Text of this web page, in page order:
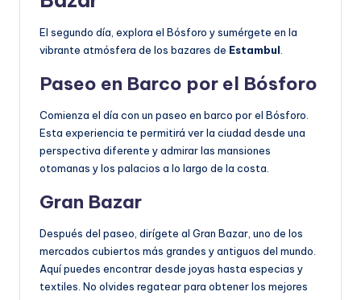
El segundo día, explora el Bósforo y sumérgete en la
vibrante atmósfera de los bazares de Estambul
Paseo en Barco por el Bósforo
Comienza el día con un paseo en barco por el Bósforo.
Esta experiencia te permitirá ver la ciudad desde una
perspectiva diferente y admirar las mansiones
otomanas y los palacios a lo largo de la costa.
Gran Bazar
Después del paseo, dirígete al Gran Bazar, uno de los
mercados cubiertos más grandes y antiguos del mundo.
Aquí puedes encontrar desde joyas hasta especias y
textiles. No olvides regatear para obtener los mejores